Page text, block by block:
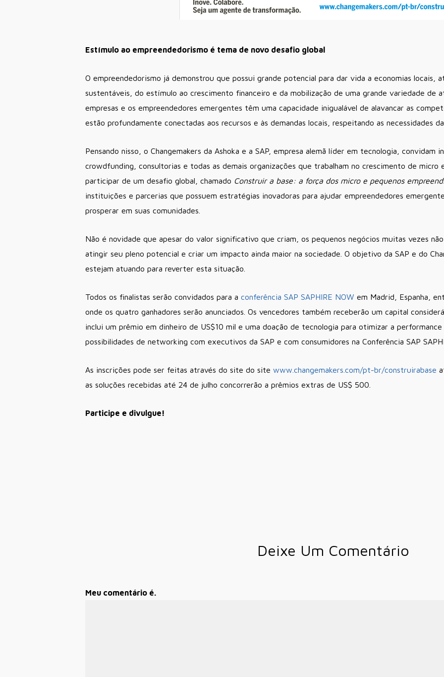
Estímulo ao empreendedorismo é tema de novo desafio global
O empreendedorismo já demonstrou que possui grande potencial para dar vida a economias locais,
sustentáveis, do estímulo ao crescimento financeiro e da mobilização de uma grande variedade de
empresas e os empreendedores emergentes têm uma capacidade inigualável de alavancar as
estão profundamente conectadas aos recursos e às demandas locais, respeitando as necessidades
Pensando nisso, o Changemakers da Ashoka e a SAP, empresa alemã líder em tecnologia, convidam
crowdfunding, consultorias e todas as demais organizações que trabalham no crescimento de micro
participar de um desafio global, chamado Construir a base: a força dos micro e pequenos
instituições e parcerias que possuem estratégias inovadoras para ajudar empreendedores
prosperar em suas comunidades.
Não é novidade que apesar do valor significativo que criam, os pequenos negócios muitas vezes
atingir seu pleno potencial e criar um impacto ainda maior na sociedade. O objetivo da SAP e do
estejam atuando para reverter esta situação.
Todos os finalistas serão convidados para a conferência SAP SAPHIRE NOW em Madrid, Espanha,
onde os quatro ganhadores serão anunciados. Os vencedores também receberão um capital
inclui um prêmio em dinheiro de US$10 mil e uma doação de tecnologia para otimizar a performance
possibilidades de networking com executivos da SAP e com consumidores na Conferência SAP
As inscrições pode ser feitas através do site do site www.changemakers.com/pt-br/construirabase
as soluções recebidas até 24 de julho concorrerão a prêmios extras de US$ 500.
Participe e divulgue!
Deixe Um Comentário
Meu comentário é.